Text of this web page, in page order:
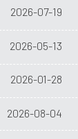
2026-07-19
2026-05-13
2026-01-28
2026-08-04